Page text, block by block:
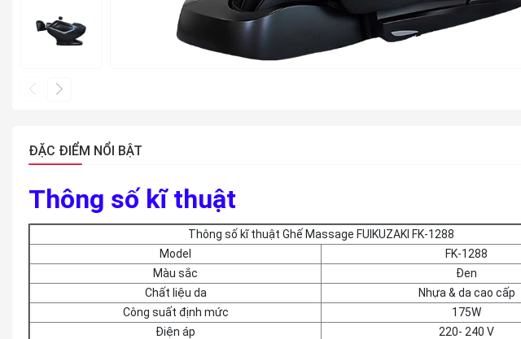
ĐẶC ĐIỂM NỔI BẬT
Thông số kĩ thuật
Thông số kĩ thuật Ghế Massage FUIKUZAKI FK-1288
Model
FK-1288
Màu sắc
Đen
Chất liệu da
Nhựa & da cao cấp
Công suất định mức
175W
Điện áp
220- 240 V